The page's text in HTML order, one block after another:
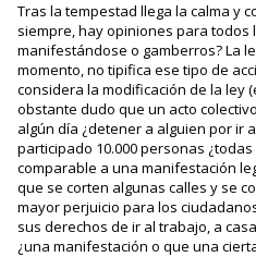
Tras la tempestad llega la calma y
siempre, hay opiniones para todos
manifestándose o gamberros? La
momento, no tipifica ese tipo de
considera la modificación de la ley
obstante dudo que un acto
algún día ¿detener a alguien por ir
participado 10.000 personas ¿todas
comparable a una manifestación
que se corten algunas calles y se
mayor perjuicio para los
sus derechos de ir al trabajo, a
¿una manifestación o que una